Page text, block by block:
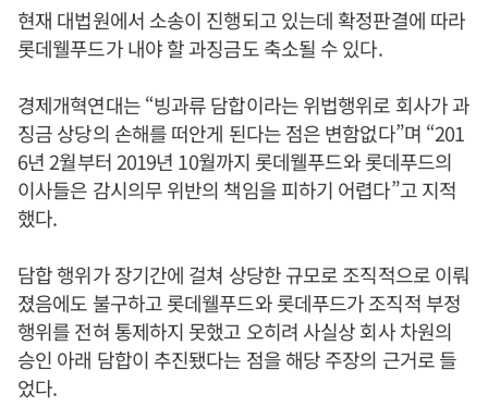
현재 대법원에서 소송이 진행되고 있는데 확정판결에 따라
롯데웰푸드가 내야 할 과징금도 축소될 수 있다.
경제개혁연대는 “빙과류 담합이라는 위법행위로 회사가 과
징금 상당의 손해를 떠안게 된다는 점은 변함없다”며 “201
6년 2월부터 2019년 10월까지 롯데웰푸드와 롯데푸드의
이사들은 감시의무 위반의 책임을 피하기 어렵다”고 지적
했다.
담합 행위가 장기간에 걸쳐 상당한 규모로 조직적으로 이뤄
졌음에도 불구하고 롯데웰푸드와 롯데푸드가 조직적 부정
행위를 전혀 통제하지 못했고 오히려 사실상 회사 차원의
승인 아래 담합이 추진됐다는 점을 해당 주장의 근거로 들
었다.